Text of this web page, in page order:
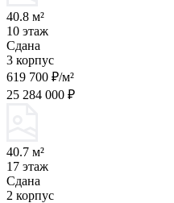
40.8 м²
10 этаж
Сдана
3 корпус
619 700 ₽/м²
25 284 000 ₽
40.7 м²
17 этаж
Сдана
2 корпус